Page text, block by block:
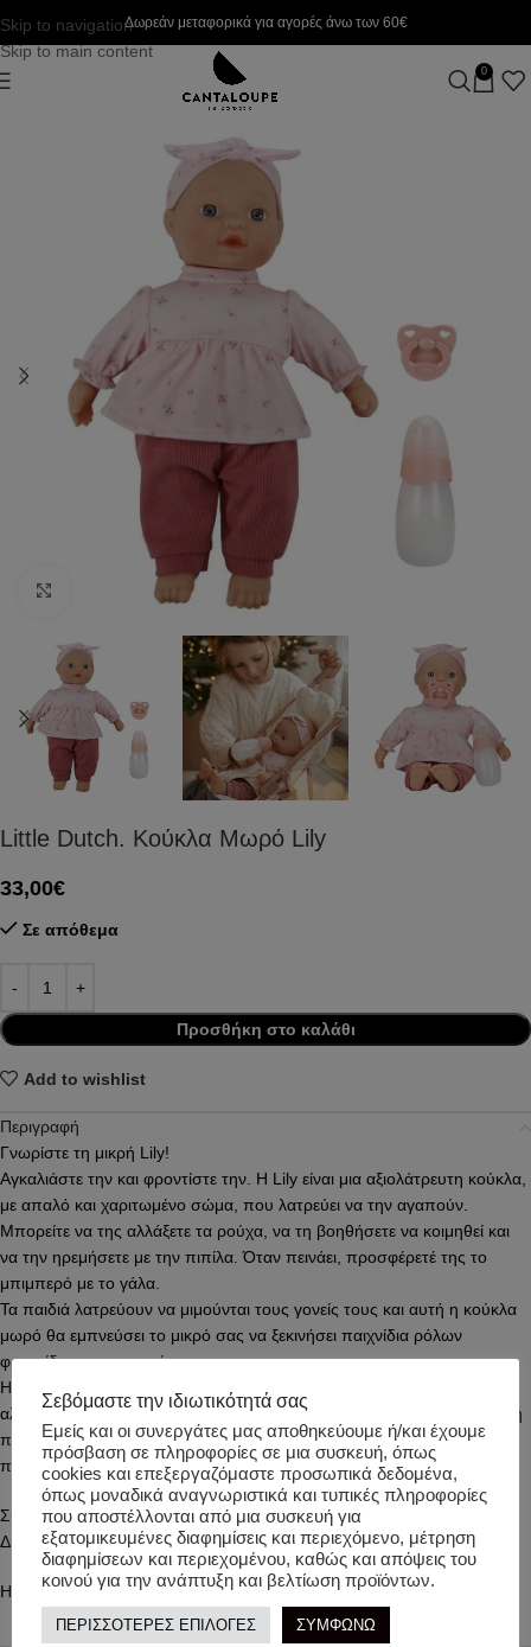
Skip to navigation
Skip to main content
Δωρεάν μεταφορικά για αγορές άνω των 60€
0
Click to enlarge
Little Dutch. Κούκλα Μωρό Lily
33,00€
Σε απόθεμα
Προσθήκη στο καλάθι
Add to wishlist
Περιγραφή
Γνωρίστε τη μικρή Lily!
Αγκαλιάστε την και φροντίστε την. Η Lily είναι μια αξιολάτρευτη κούκλα,
με απαλό και χαριτωμένο σώμα, που λατρεύει να την αγαπούν.
Μπορείτε να της αλλάξετε τα ρούχα, να τη βοηθήσετε να κοιμηθεί και
να την ηρεμήσετε με την πιπίλα. Όταν πεινάει, προσφέρετέ της το
μπιμπερό με το γάλα.
Τα παιδιά λατρεύουν να μιμούνται τους γονείς τους και αυτή η κούκλα
μωρό θα εμπνεύσει το μικρό σας να ξεκινήσει παιχνίδια ρόλων
φροντίδας και περιποίησης.
Η Lily είναι ντυμένη με κορδέλα μαλλιών, μπλούζα και παντελόνι. Η
αλλαγή των ρούχων της προάγει τις λεπτές κινητικές δεξιότητες, ενώ η
πιπίλα και το μπιμπερό προσθέτουν ένα στοιχείο διαδραστικού
παιχνιδιού.
Συμπεριλαμβάνεται μπιμπερο και πιπίλα.
Διαστάσεις: 12 x 24 x 36,5 εκ.
Ηλικία: 18+ μηνών
Σεβόμαστε την ιδιωτικότητά σας
Εμείς και οι συνεργάτες μας αποθηκεύουμε ή/και έχουμε
πρόσβαση σε πληροφορίες σε μια συσκευή, όπως
cookies και επεξεργαζόμαστε προσωπικά δεδομένα,
όπως μοναδικά αναγνωριστικά και τυπικές πληροφορίες
που αποστέλλονται από μια συσκευή για
εξατομικευμένες διαφημίσεις και περιεχόμενο, μέτρηση
διαφημίσεων και περιεχομένου, καθώς και απόψεις του
κοινού για την ανάπτυξη και βελτίωση προϊόντων.
ΠΕΡΙΣΣΟΤΕΡΕΣ ΕΠΙΛΟΓΕΣ ΣΥΜΦΩΝΩ